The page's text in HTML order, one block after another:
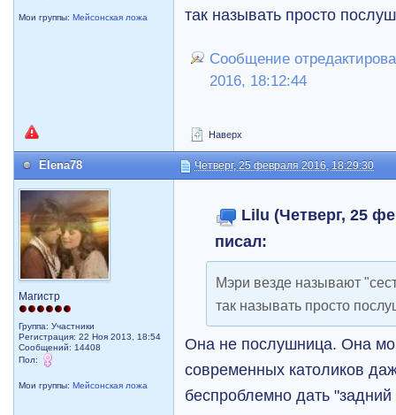
Мои группы:Мейсонская ложа
так называть просто
Сообщение
2016, 18:12:44
Наверх
Elena78 Четверг, 25 февраля 2016, 18:29:30
Магистр
Группа: Участники
Регистрация: 22 Ноя 2013, 18:54
Сообщений: 14408
Пол:
Мои группы:Мейсонская ложа
Lilu (Четверг, 25
писал:
Мэри везде называют
так называть просто
Она не послушница. Она
современных католиков
беспроблемно дать